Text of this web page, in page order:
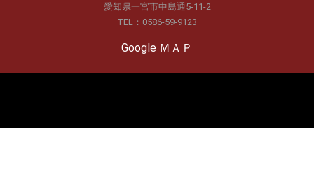
愛知県一宮市中島通5-11-2
TEL：0586-59-9123
Google ＭＡＰ